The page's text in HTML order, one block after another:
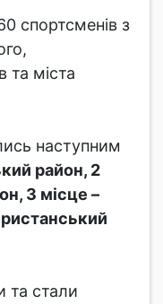
спортсменів з
та міста
наступним
район, 2
3 місце –
та стали